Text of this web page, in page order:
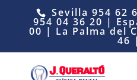
Sevilla954 62
954 04 36 20 |
00 | La Palma del
46 |